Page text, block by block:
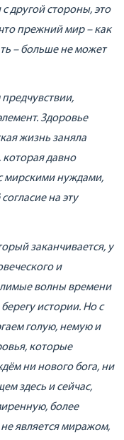
другой стороны, это
прежний мир – как
– больше не может
Здоровье
жизнь заняла
давно
мирскими нуждами,
на эту
заканчивается, у
и
волны времени
истории. Но с
голую, немую и
которые
ни нового бога, ни
здесь и сейчас,
более
является миражом,